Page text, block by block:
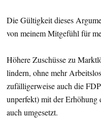
Die Gültigkeit dieses
von meinem Mitgefühl für
Höhere Zuschüsse zu
lindern, ohne mehr
zufälligerweise auch die
unperfekt) mit der
auch umgesetzt.